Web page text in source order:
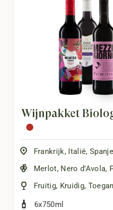
Wijnpakket
Frankrijk, Italië, Spanje
Merlot, Nero d’Avola,
Fruitig, Kruidig,
6x750ml